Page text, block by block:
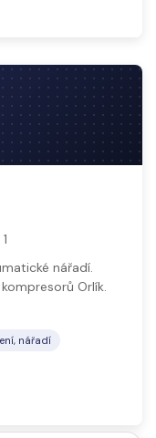
nářadí.
Orlík.
nářadí